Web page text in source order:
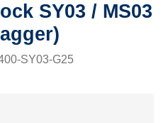
SY03 / MS03
SY03-G25